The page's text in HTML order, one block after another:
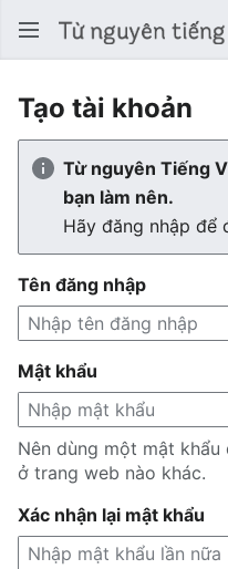
Tạo tài khoản
Từ nguyên Tiếng
bạn làm nên.
Hãy đăng nhập để
Tên đăng nhập
Mật khẩu
Nên dùng một mật
ở trang web nào khác.
Xác nhận lại mật khẩu